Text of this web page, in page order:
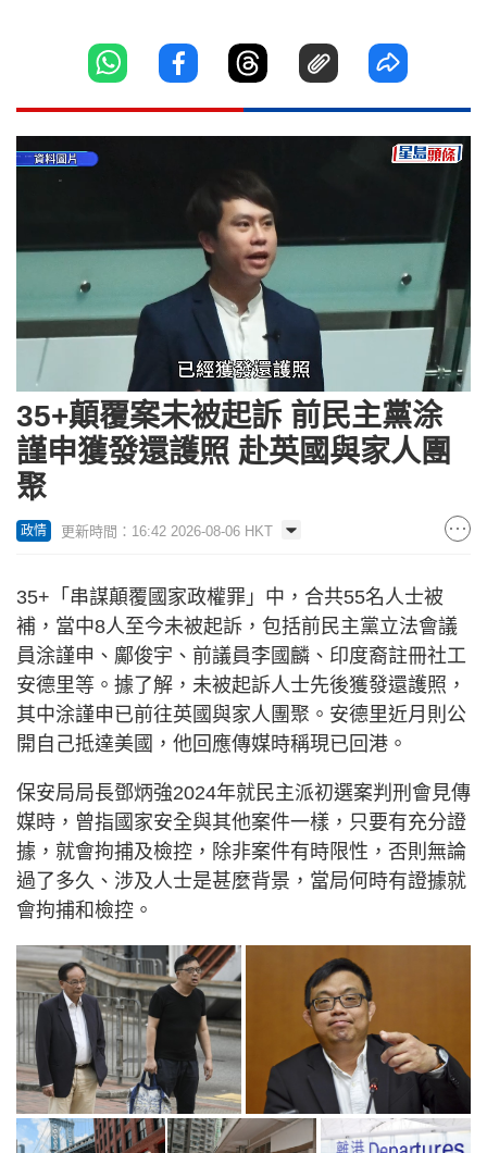
Loaded:
71.58%
35+顛覆案未被起訴 前民主黨涂
謹申獲發還護照 赴英國與家人團
聚
政情 更新時間：16:42 2026-08-06 HKT
35+「串謀顛覆國家政權罪」中，合共55名人士被
補，當中8人至今未被起訴，包括前民主黨立法會議
員涂謹申、鄺俊宇、前議員李國麟、印度裔註冊社工
安德里等。據了解，未被起訴人士先後獲發還護照，
其中涂謹申已前往英國與家人團聚。安德里近月則公
開自己抵達美國，他回應傳媒時稱現已回港。
保安局局長鄧炳強2024年就民主派初選案判刑會見傳
媒時，曾指國家安全與其他案件一樣，只要有充分證
據，就會拘捕及檢控，除非案件有時限性，否則無論
過了多久、涉及人士是甚麼背景，當局何時有證據就
會拘捕和檢控。